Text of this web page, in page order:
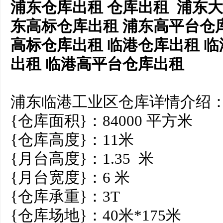
浦东仓库出租 仓库出租 浦东
东高标仓库出租 浦东高平台
高标仓库出租 临港仓库出租
出租 临港高平台仓库出租
浦东临港工业区仓库详情介绍
{仓库面积}：84000 平方米
{仓库高度}：11米
{月台高度}：1.35 米
{月台宽度}：6 米
{仓库承重}：3T
{仓库场地}：40米*175米